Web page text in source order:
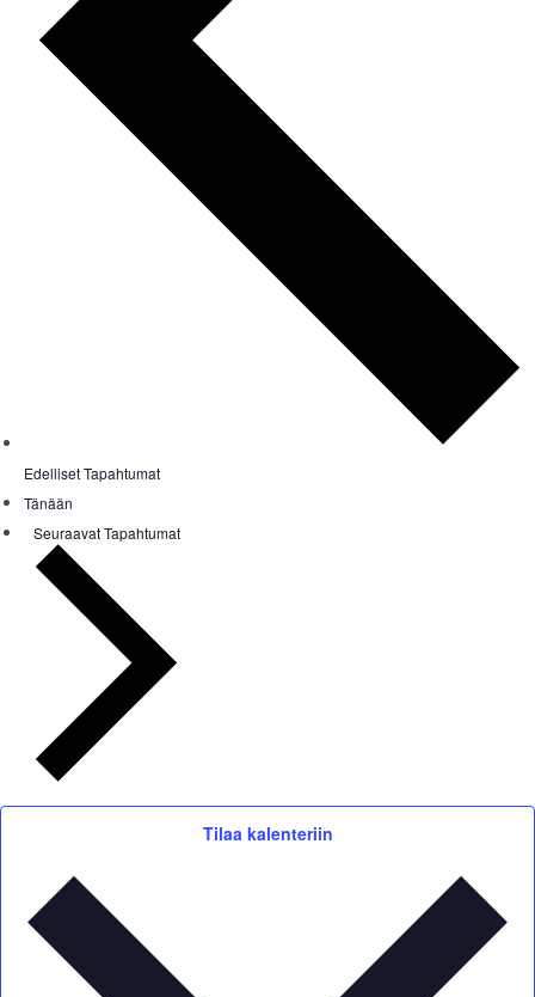
EdellisetTapahtumat
Tänään
SeuraavatTapahtumat
Tilaa kalenteriin